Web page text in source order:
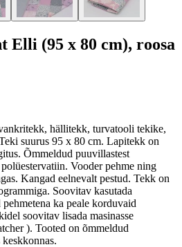
Elli (95 x 80 cm), roosa
hällitekk, turvatooli tekike,
suurus 95 x 80 cm. Lapitekk on
Õmmeldud puuvillastest
Vooder pehme ning
Kangad eelnevalt pestud. Tekk on
Soovitav kasutada
ka peale korduvaid
soovitav lisada masinasse
). Tooted on õmmeldud